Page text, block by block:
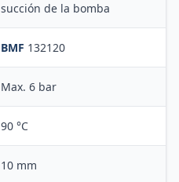
succión de la bomba
BMF 132120
Max. 6 bar
90 °C
10 mm